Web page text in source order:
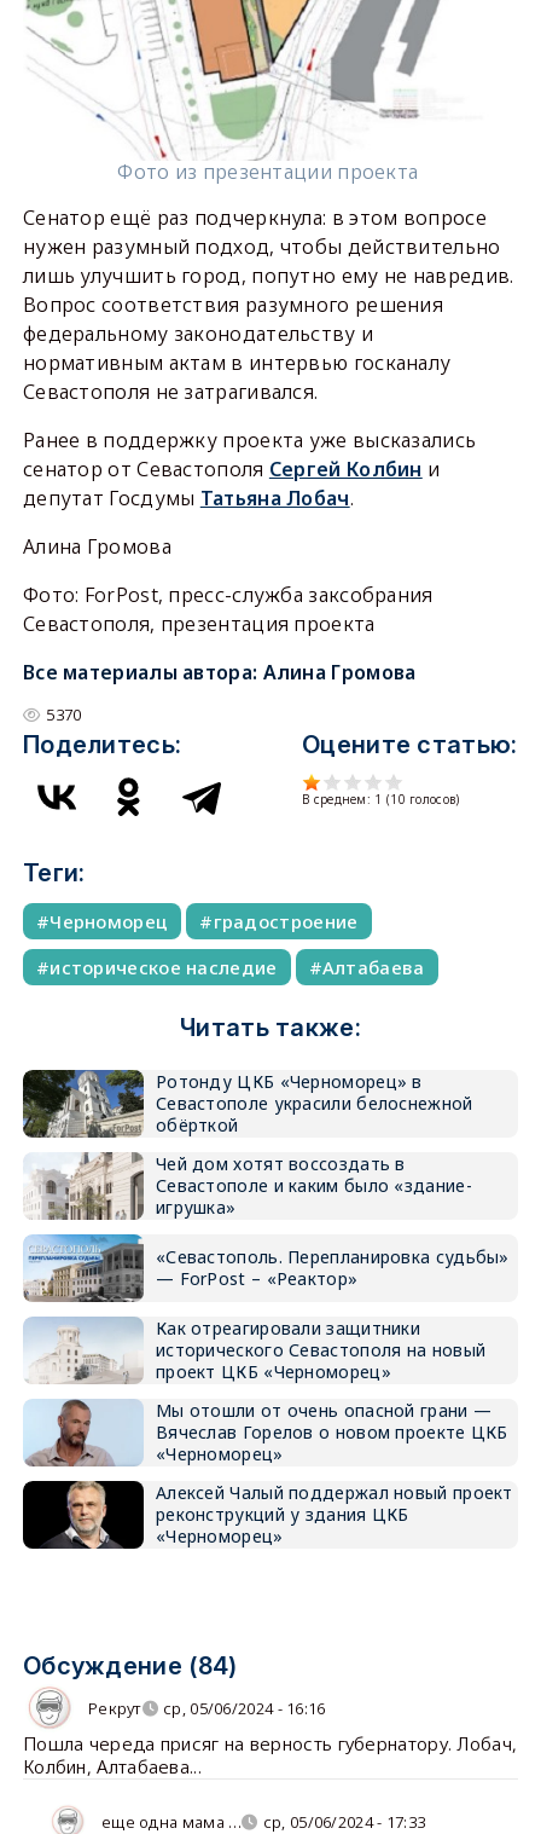
Фото из презентации проекта
Сенатор ещё раз подчеркнула: в этом вопросе
нужен разумный подход, чтобы действительно
лишь улучшить город, попутно ему не навредив.
Вопрос соответствия разумного решения
федеральному законодательству и
нормативным актам в интервью госканалу
Севастополя не затрагивался.
Ранее в поддержку проекта уже высказались
сенатор от Севастополя Сергей Колбин и
депутат Госдумы Татьяна Лобач.
Алина Громова
Фото: ForPost, пресс-служба заксобрания
Севастополя, презентация проекта
Все материалы автора: Алина Громова
5370
Поделитесь: Оцените статью:
В среднем: 1 (10 голосов)
Теги:
Черноморец
градостроение
историческое наследие
Алтабаева
Читать также:
Ротонду ЦКБ «Черноморец» в
Севастополе украсили белоснежной
обёрткой
Чей дом хотят воссоздать в
Севастополе и каким было «здание-
игрушка»
«Севастополь. Перепланировка судьбы»
— ForPost – «Реактор»
Как отреагировали защитники
исторического Севастополя на новый
проект ЦКБ «Черноморец»
Мы отошли от очень опасной грани —
Вячеслав Горелов о новом проекте ЦКБ
«Черноморец»
Алексей Чалый поддержал новый проект
реконструкций у здания ЦКБ
«Черноморец»
Обсуждение (84)
Рекрут ср, 05/06/2024 - 16:16
Пошла череда присяг на верность губернатору. Лобач,
Колбин, Алтабаева...
еще одна мама …
ср, 05/06/2024 - 17:33